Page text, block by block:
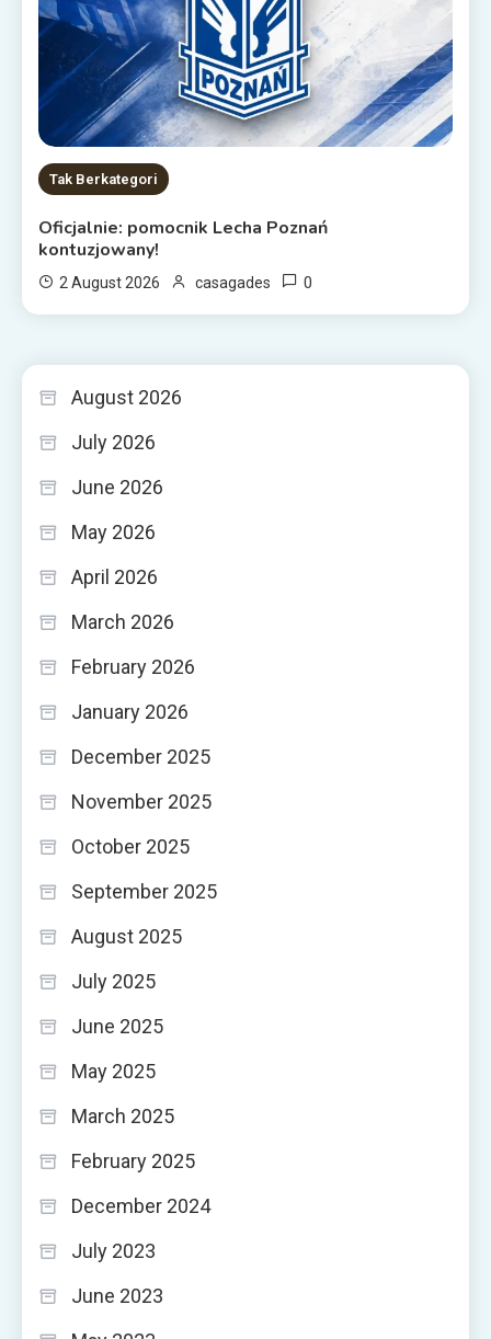
Tak Berkategori
Oficjalnie: pomocnik Lecha Poznań
kontuzjowany!
2 August 2026 casagades 0
August 2026
July 2026
June 2026
May 2026
April 2026
March 2026
February 2026
January 2026
December 2025
November 2025
October 2025
September 2025
August 2025
July 2025
June 2025
May 2025
March 2025
February 2025
December 2024
July 2023
June 2023